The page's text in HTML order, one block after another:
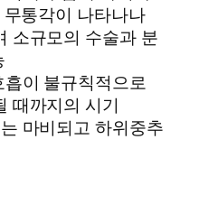
통각이 나타나나
소규모의 수술과 분
이 불규칙적으로
때까지의 시기
마비되고 하위중추